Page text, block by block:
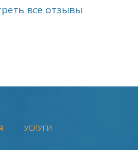
все отзывы
УСЛУГИ